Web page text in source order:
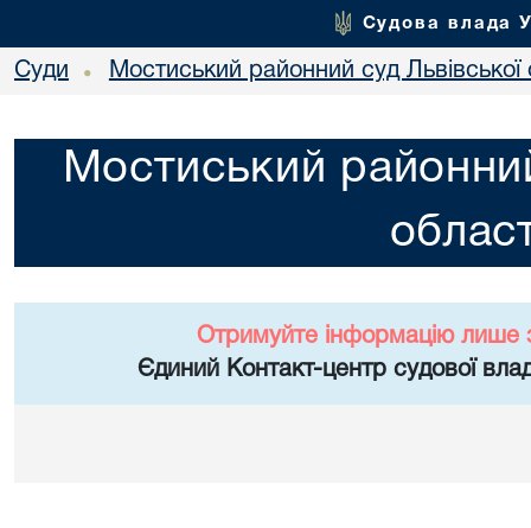
Судова влада
Суди • Мостиський районний суд Львівської
Мостиський
Отримуйте інформацію лише
Єдиний Контакт-центр судової